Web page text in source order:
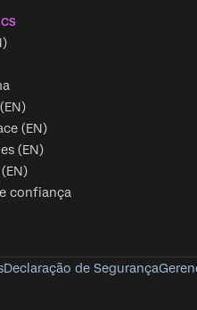
(EN)
(EN)
confiança
Declaração de Segurança